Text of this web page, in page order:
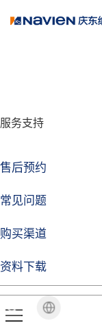
服务支持
售后预约
常见问题
购买渠道
资料下载
品牌故事
技术实力
企业动态
焦点注册Life
品牌视角